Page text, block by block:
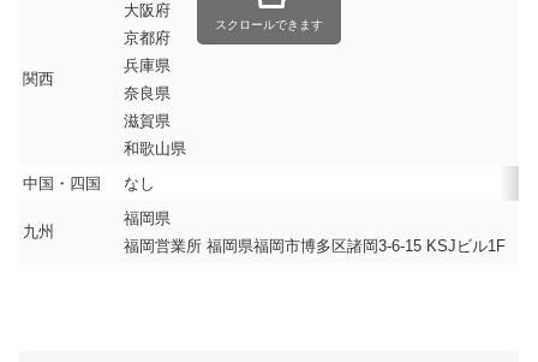
関西
大阪府
京都府
兵庫県
奈良県
滋賀県
和歌山県
中国・四国
なし
九州
福岡県
福岡営業所 福岡県福岡市博多区諸岡3-6-15 KSJビル1F
スクロールできます